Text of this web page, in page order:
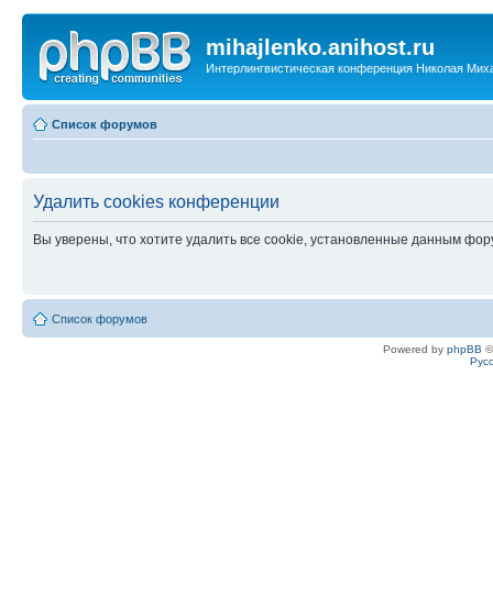
mihajlenko.anihost.ru
Интерлингвистическая конференция Николая
Список форумов
Удалить cookies конференции
Вы уверены, что хотите удалить все cookie, установленные данным
Список форумов
Powered by phpBB